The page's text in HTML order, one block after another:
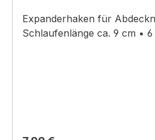
Expanderhaken für
Schlaufenlänge ca. 9 cm •